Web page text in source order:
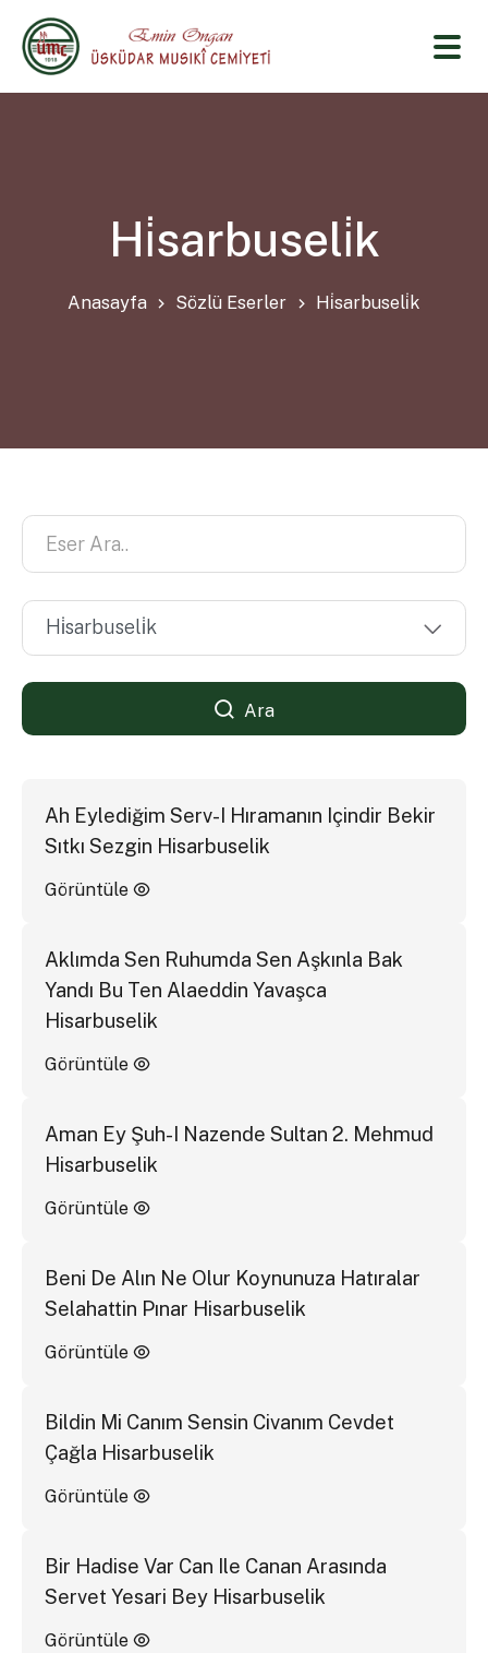
Hi̇sarbuseli̇k
Anasayfa Sözlü Eserler Hi̇sarbuseli̇k
Ara
Ah Eylediğim Serv-I Hıramanın Içindir Bekir
Sıtkı Sezgin Hisarbuselik
Görüntüle
Aklımda Sen Ruhumda Sen Aşkınla Bak
Yandı Bu Ten Alaeddin Yavaşca
Hisarbuselik
Görüntüle
Aman Ey Şuh-I Nazende Sultan 2. Mehmud
Hisarbuselik
Görüntüle
Beni De Alın Ne Olur Koynunuza Hatıralar
Selahattin Pınar Hisarbuselik
Görüntüle
Bildin Mi Canım Sensin Civanım Cevdet
Çağla Hisarbuselik
Görüntüle
Bir Hadise Var Can Ile Canan Arasında
Servet Yesari Bey Hisarbuselik
Görüntüle